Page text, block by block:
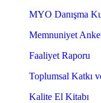
MYO Danışma
Memnuniyet
Faaliyet Raporu
Toplumsal Katkı
Kalite El Kitabı